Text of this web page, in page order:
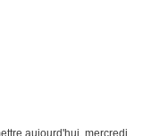
aujourd'hui, mercredi